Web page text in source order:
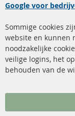
Roetfilter
Katalysator
sensoren
FAQ
Google voor
Sommige cookies
website en kunnen
noodzakelijke
veilige logins, het
behouden van de